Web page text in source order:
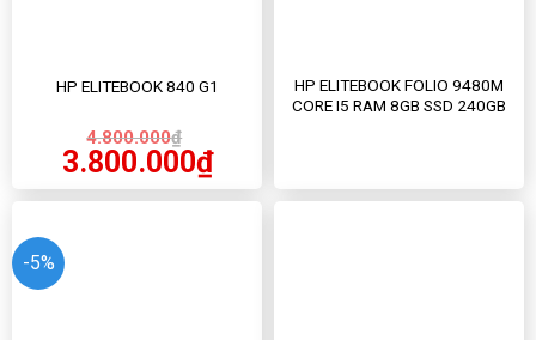
HP ELITEBOOK 840 G1
4.800.000₫
3.800.000₫
HP ELITEBOOK FOLIO 9480M
CORE I5 RAM 8GB SSD 240GB
-5%